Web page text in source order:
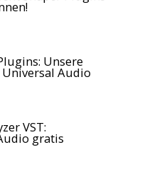
Unsere
Audio
VST:
gratis